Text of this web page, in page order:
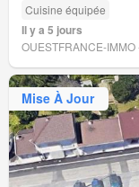
Cuisine équipée
Il y a 5 jours
OUESTFRANCE-IMMO
Mise À Jour